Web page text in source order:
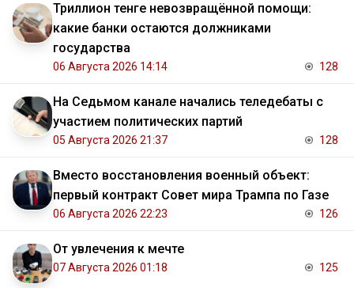
Триллион тенге невозвращённой помощи:
какие банки остаются должниками
государства
06 Августа 2026 14:14 128
На Седьмом канале начались теледебаты с
участием политических партий
05 Августа 2026 21:37 128
Вместо восстановления военный объект:
первый контракт Совет мира Трампа по Газе
06 Августа 2026 22:23 126
От увлечения к мечте
07 Августа 2026 01:18 125